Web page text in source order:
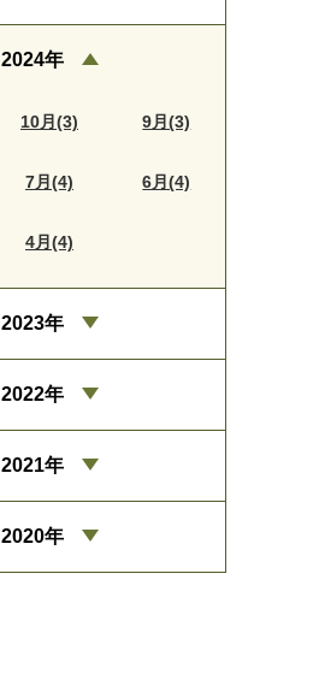
2024年
10月(3) 9月(3)
7月(4) 6月(4)
4月(4)
2023年
2022年
2021年
2020年